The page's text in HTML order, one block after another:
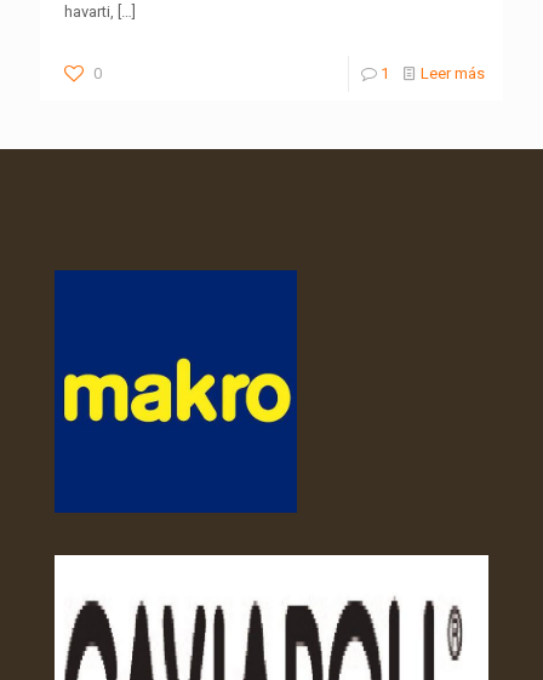
havarti, […]
0 1 Leer más